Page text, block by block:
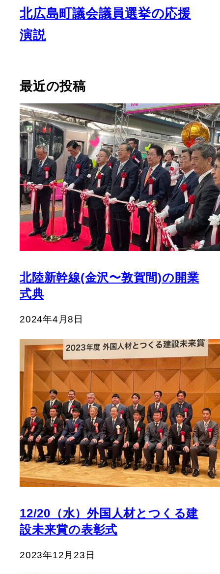
北広島町議会議員選挙の応援
演説
最近の投稿
北陸新幹線(金沢〜敦賀間)の開業
式典
2024年4月8日
12/20（水）外国人材とつくる建
設未来賞の表彰式
2023年12月23日